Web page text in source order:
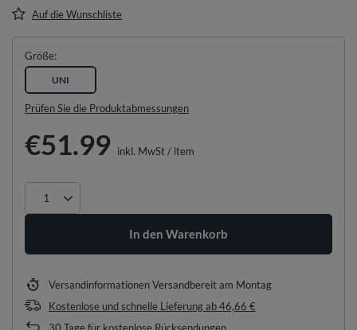
Auf die Wunschliste
Größe
UNI
Prüfen Sie die Produktabmessungen
€51.99 inkl. MwSt/ item
In den Warenkorb
VersandinformationenVersandbereit am Montag
Kostenlose und schnelle Lieferungab46,66 €